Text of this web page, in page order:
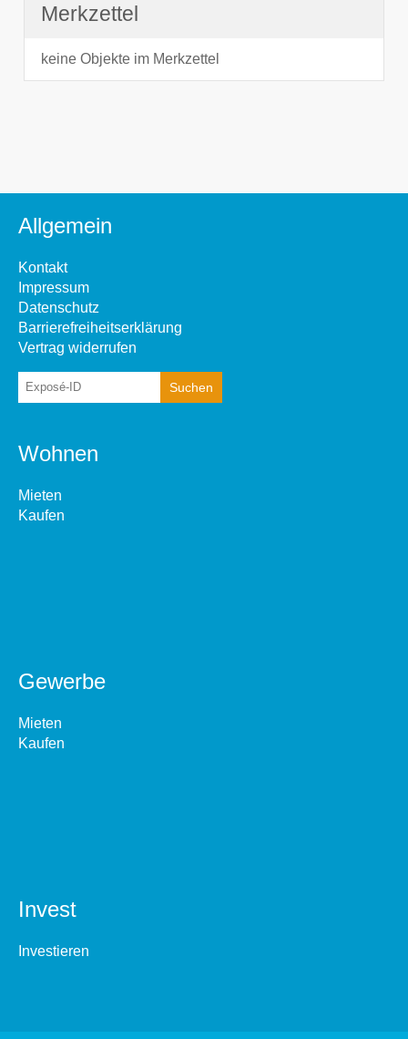
Merkzettel
keine Objekte im Merkzettel
Allgemein
Kontakt
Impressum
Datenschutz
Barrierefreiheitserklärung
Vertrag widerrufen
Wohnen
Mieten
Kaufen
Gewerbe
Mieten
Kaufen
Invest
Investieren